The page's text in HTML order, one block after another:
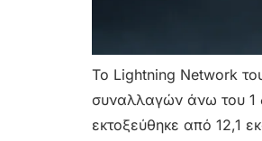
Το Lightning Network
συναλλαγών άνω του 1
εκτοξεύθηκε από 12,1